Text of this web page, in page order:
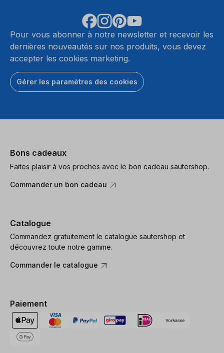
Pour vous abonner à notre newsletter et recevoir les
dernières nouveautés sur nos produits, vous devez
accepter les cookies marketing.
Gérer les paramètres des cookies
Bons cadeaux
Faites plaisir à vos proches avec le bon cadeau sautershop.
Commander un bon cadeau
Catalogue
Commandez gratuitement le catalogue sautershop et
découvrez toute notre gamme.
Commander le catalogue
Paiement